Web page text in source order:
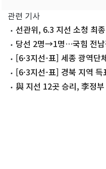
관련 기사
선관위, 6.3 지선 소청 최
증(종합)
당선 2명→1명…국힘 전남
득표율
[6·3지선-표] 세종 광역단
[6·3지선-표] 경북 지역 득
與 지선 12곳 승리, 李정